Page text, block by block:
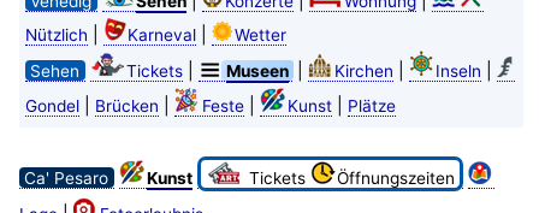
Nützlich Karneval|
Wetter
Sehen
Tickets| Museen Kirchen Inseln
Gondel| Brücken Feste| Kunst| Plätze
Ca' Pesaro Kunst Tickets
Öffnungszeiten